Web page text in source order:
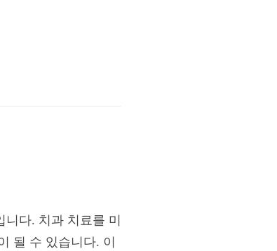
다. 치과 치료를 미
될 수 있습니다. 이